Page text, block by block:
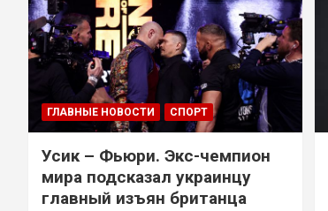
ГЛАВНЫЕ НОВОСТИ СПОРТ
Усик – Фьюри. Экс-чемпион
мира подсказал украинцу
главный изъян британца